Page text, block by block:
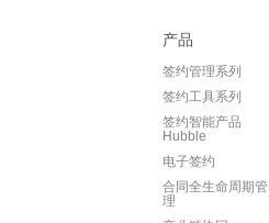
产品
签约管理系列
签约工具系列
签约智能产品
Hubble
电子签约
合同全生命周期管
理